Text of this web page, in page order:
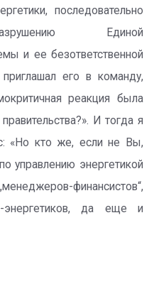
последовательно
Единой
и ее безответственной
его в команду,
реакция была
И тогда я
«Но кто же, если не Вы,
управлению энергетикой
финансистов“,
энергетиков, да еще и